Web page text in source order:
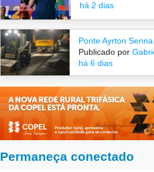
há 2 dias
Ponte Ayrton Senna
Publicado por
há 6 dias
Permaneça conectado